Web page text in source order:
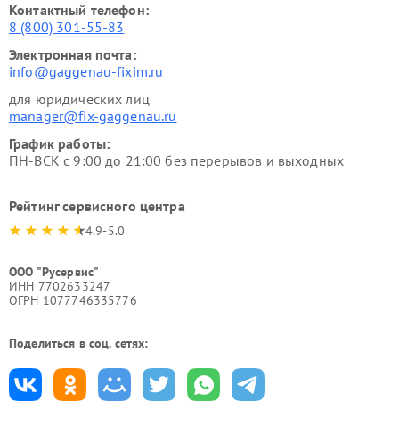
Контактный телефон:
8 (800) 301-55-83
Электронная почта:
info@gaggenau-fixim.ru
для юридических лиц
manager@fix-gaggenau.ru
График работы:
ПН-ВСК с 9:00 до 21:00 без перерывов и выходных
Рейтинг сервисного центра
4.9-5.0
ООО "Русервис"
ИНН 7702633247
ОГРН 1077746335776
Поделиться в соц. сетях: